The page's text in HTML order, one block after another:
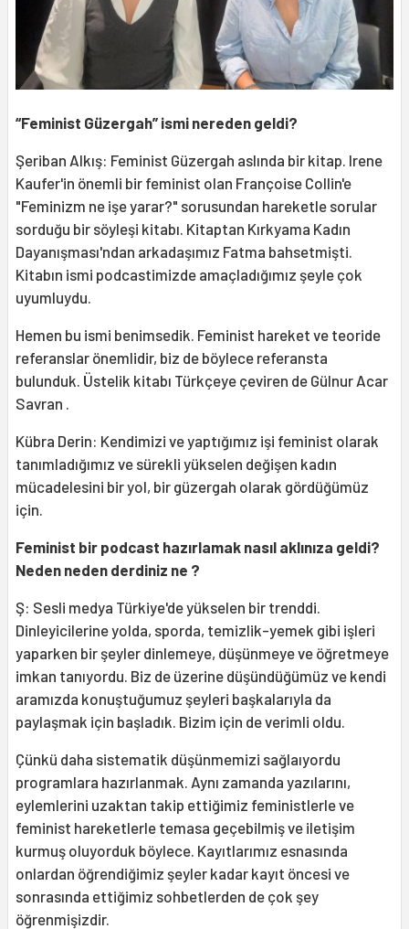
“Feminist Güzergah” ismi nereden geldi?
Şeriban Alkış: Feminist Güzergah aslında bir kitap. Irene
Kaufer'in önemli bir feminist olan Françoise Collin'e
"Feminizm ne işe yarar?" sorusundan hareketle sorular
sorduğu bir söyleşi kitabı. Kitaptan Kırkyama Kadın
Dayanışması'ndan arkadaşımız Fatma bahsetmişti.
Kitabın ismi podcastimizde amaçladığımız şeyle çok
uyumluydu.
Hemen bu ismi benimsedik. Feminist hareket ve teoride
referanslar önemlidir, biz de böylece referansta
bulunduk. Üstelik kitabı Türkçeye çeviren de Gülnur Acar
Savran .
Kübra Derin: Kendimizi ve yaptığımız işi feminist olarak
tanımladığımız ve sürekli yükselen değişen kadın
mücadelesini bir yol, bir güzergah olarak gördüğümüz
için.
Feminist bir podcast hazırlamak nasıl aklınıza geldi?
Neden neden derdiniz ne ?
Ş: Sesli medya Türkiye'de yükselen bir trenddi.
Dinleyicilerine yolda, sporda, temizlik-yemek gibi işleri
yaparken bir şeyler dinlemeye, düşünmeye ve öğretmeye
imkan tanıyordu. Biz de üzerine düşündüğümüz ve kendi
aramızda konuştuğumuz şeyleri başkalarıyla da
paylaşmak için başladık. Bizim için de verimli oldu.
Çünkü daha sistematik düşünmemizi sağlaıyordu
programlara hazırlanmak. Aynı zamanda yazılarını,
eylemlerini uzaktan takip ettiğimiz feministlerle ve
feminist hareketlerle temasa geçebilmiş ve iletişim
kurmuş oluyorduk böylece. Kayıtlarımız esnasında
onlardan öğrendiğimiz şeyler kadar kayıt öncesi ve
sonrasında ettiğimiz sohbetlerden de çok şey
öğrenmişizdir.